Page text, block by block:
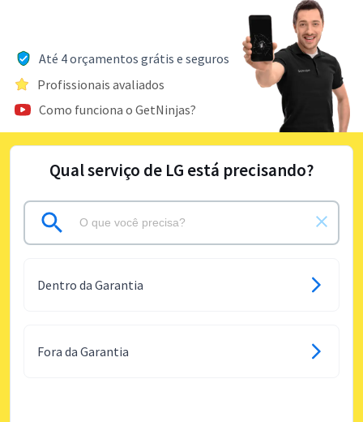
Até 4 orçamentos grátis e seguros
Profissionais avaliados
Como funciona o GetNinjas?
Qual serviço de LG está precisando?
Dentro da Garantia
Fora da Garantia